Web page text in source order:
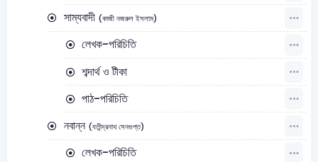
সাম্যবাদী (কাজী নজরুল ইসলাম)
লেখক-পরিচিতি
শব্দার্থ ও টীকা
পাঠ-পরিচিতি
নবান্ন (যতীন্দ্রনাথ সেনগুপ্ত)
লেখক-পরিচিতি